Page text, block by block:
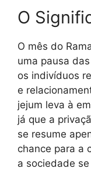
O
O mês do
uma pausa
os indivíduos
e
jejum leva à
já que a
se resume
chance para a
a sociedade se